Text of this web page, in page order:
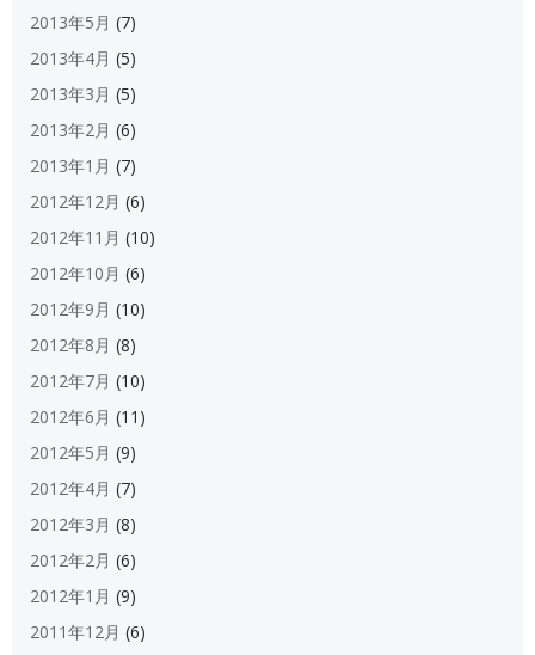
2013年5月 (7)
2013年4月 (5)
2013年3月 (5)
2013年2月 (6)
2013年1月 (7)
2012年12月 (6)
2012年11月 (10)
2012年10月 (6)
2012年9月 (10)
2012年8月 (8)
2012年7月 (10)
2012年6月 (11)
2012年5月 (9)
2012年4月 (7)
2012年3月 (8)
2012年2月 (6)
2012年1月 (9)
2011年12月 (6)